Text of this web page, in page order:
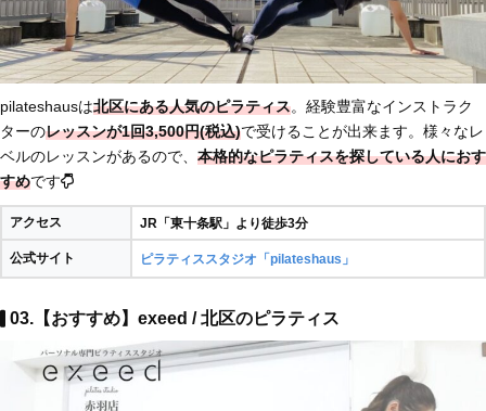
pilateshausは北区にある人気のピラティス。経験豊富なインストラク
ターのレッスンが1回3,500円(税込)で受けることが出来ます。様々なレ
ベルのレッスンがあるので、 本格的なピラティスを探している人におす
すめです
アクセス JR「東十条駅」より徒歩3分
公式サイト ピラティススタジオ「pilateshaus」
03.【おすすめ】exeed / 北区のピラティス